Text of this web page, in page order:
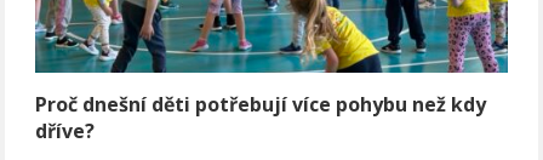
Proč dnešní děti potřebují více pohybu než kdy
dříve?